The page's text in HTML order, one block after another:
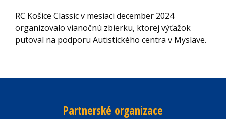
RC Košice Classic v mesiaci december 2024
organizovalo vianočnú zbierku, ktorej výťažok
putoval na podporu Autistického centra v Myslave.
Partnerské organizace